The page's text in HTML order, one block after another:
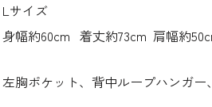
Lサイズ
身幅約60cm 着丈約73cm 肩幅約
左胸ポケット、背中ループハンガー